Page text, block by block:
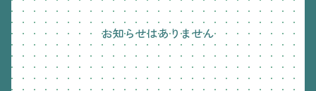
お知らせはありません